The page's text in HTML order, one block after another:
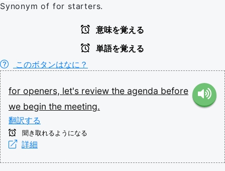
Synonym of for starters.
意味を覚える
単語を覚える
このボタンはなに？
for openers, let's review the agenda before
we begin the meeting.
翻訳する
聞き取れるようになる
詳細